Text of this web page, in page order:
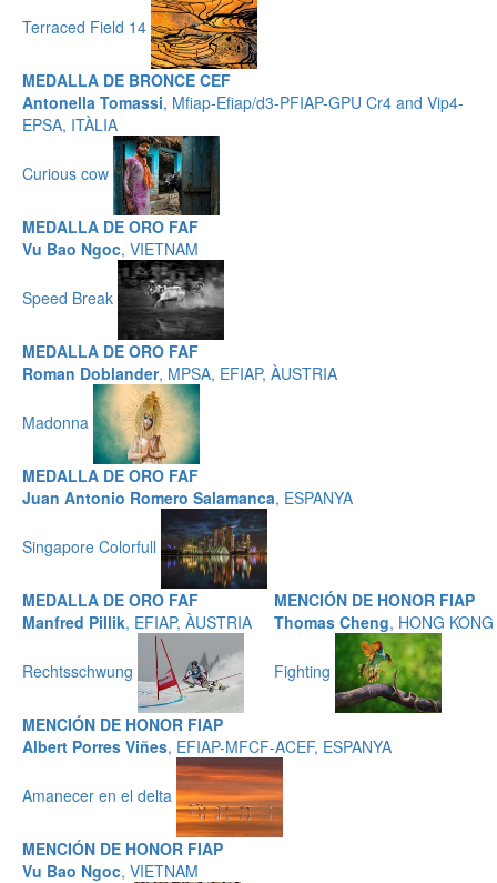
Terraced Field 14
MEDALLA DE BRONCE CEF
Antonella Tomassi, Mfiap-Efiap/d3-PFIAP-GPU Cr4 and Vip4-
EPSA, ITÀLIA
Curious cow
MEDALLA DE ORO FAF
Vu Bao Ngoc, VIETNAM
Speed ​​Break
MEDALLA DE ORO FAF
Roman Doblander, MPSA, EFIAP, ÀUSTRIA
Madonna
MEDALLA DE ORO FAF
Juan Antonio Romero Salamanca, ESPANYA
Singapore Colorfull
MEDALLA DE ORO FAF
Manfred Pillik, EFIAP, ÀUSTRIA
Rechtsschwung
MENCIÓN DE HONOR FIAP
Thomas Cheng, HONG KONG
Fighting
MENCIÓN DE HONOR FIAP
Albert Porres Viñes, EFIAP-MFCF-ACEF, ESPANYA
Amanecer en el delta
MENCIÓN DE HONOR FIAP
Vu Bao Ngoc, VIETNAM